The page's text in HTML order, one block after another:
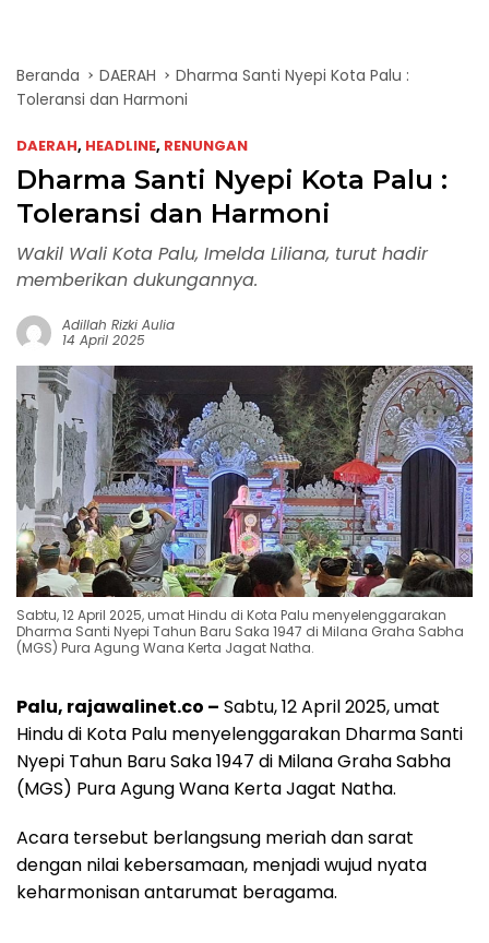
Beranda DAERAH
Dharma Santi Nyepi Kota Palu :
Toleransi dan Harmoni
DAERAH, HEADLINE, RENUNGAN
Dharma Santi Nyepi Kota Palu :
Toleransi dan Harmoni
Wakil Wali Kota Palu, Imelda Liliana, turut hadir
memberikan dukungannya.
Adillah Rizki Aulia
14 April 2025
Sabtu, 12 April 2025, umat Hindu di Kota Palu menyelenggarakan
Dharma Santi Nyepi Tahun Baru Saka 1947 di Milana Graha Sabha
(MGS) Pura Agung Wana Kerta Jagat Natha.
Palu, rajawalinet.co – Sabtu, 12 April 2025, umat
Hindu di Kota Palu menyelenggarakan Dharma Santi
Nyepi Tahun Baru Saka 1947 di Milana Graha Sabha
(MGS) Pura Agung Wana Kerta Jagat Natha.
Acara tersebut berlangsung meriah dan sarat
dengan nilai kebersamaan, menjadi wujud nyata
keharmonisan antarumat beragama.